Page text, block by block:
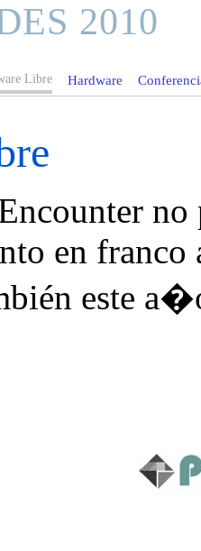
2010
Libre Hardware
no
en franco
este